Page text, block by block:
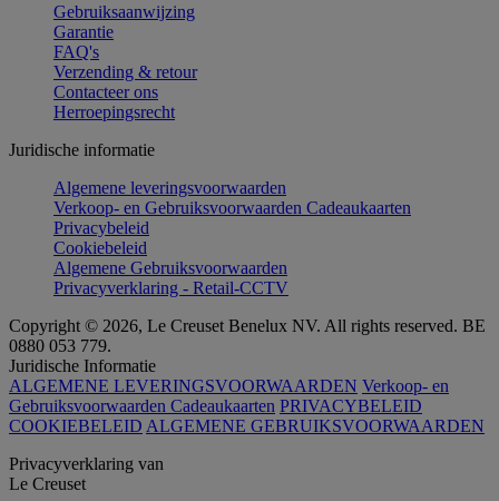
Gebruiksaanwijzing
Garantie
FAQ's
Verzending & retour
Contacteer ons
Herroepingsrecht
Juridische informatie
Algemene leveringsvoorwaarden
Verkoop- en Gebruiksvoorwaarden Cadeaukaarten
Privacybeleid
Cookiebeleid
Algemene Gebruiksvoorwaarden
Privacyverklaring - Retail-CCTV
Copyright © 2026, Le Creuset Benelux NV. All rights reserved. BE
0880 053 779.
Juridische Informatie
ALGEMENE LEVERINGSVOORWAARDEN Verkoop- en
Gebruiksvoorwaarden Cadeaukaarten PRIVACYBELEID
COOKIEBELEID ALGEMENE GEBRUIKSVOORWAARDEN
Privacyverklaring van
Le Creuset